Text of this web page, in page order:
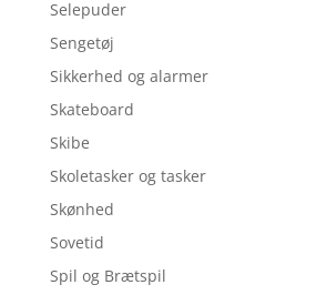
Selepuder
Sengetøj
Sikkerhed og alarmer
Skateboard
Skibe
Skoletasker og tasker
Skønhed
Sovetid
Spil og Brætspil